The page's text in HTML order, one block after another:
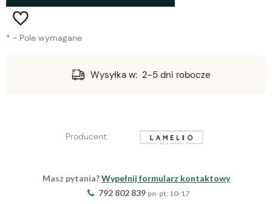
* - Pole wymagane
Wysyłka w: 2-5 dni robocze
Producent:
Masz pytania?Wypełnij formularz kontaktowy
792 802 839 pn-pt: 10-17